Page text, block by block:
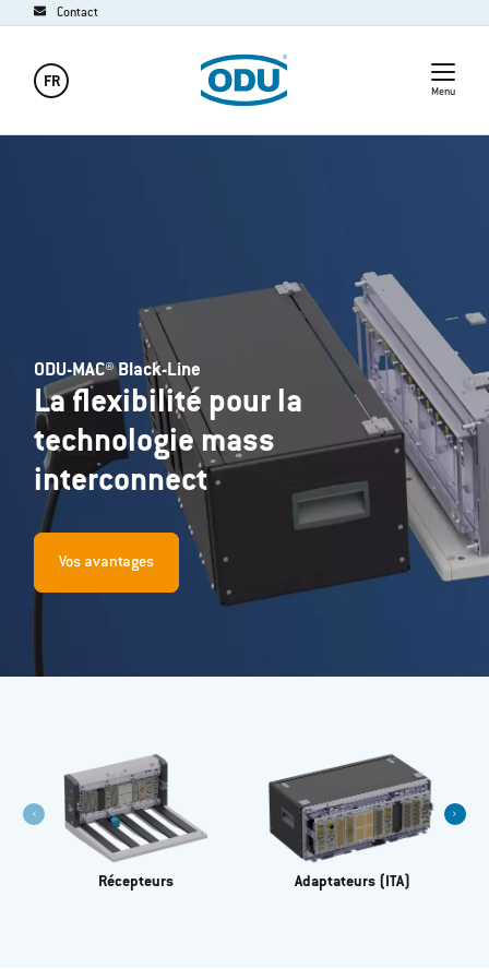
Contact
FR
Menu
ODU-MAC® Black-Line
La flexibilité pour la
technologie mass
interconnect
Vos avantages
Récepteurs Adaptateurs (ITA)